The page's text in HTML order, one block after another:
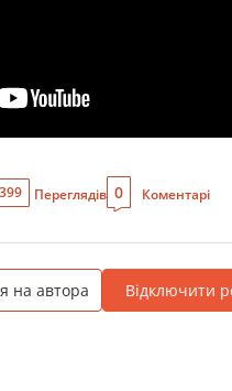
Переглядів 0 Коментарі
на автора Відключити